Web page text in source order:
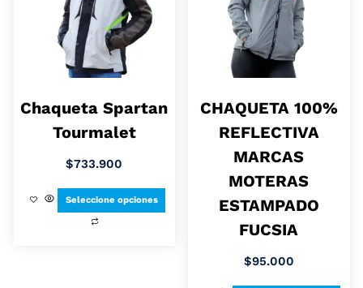
Chaqueta Spartan
Tourmalet
$733.900
Seleccione opciones
CHAQUETA 100%
REFLECTIVA
MARCAS
MOTERAS
ESTAMPADO
FUCSIA
$95.000